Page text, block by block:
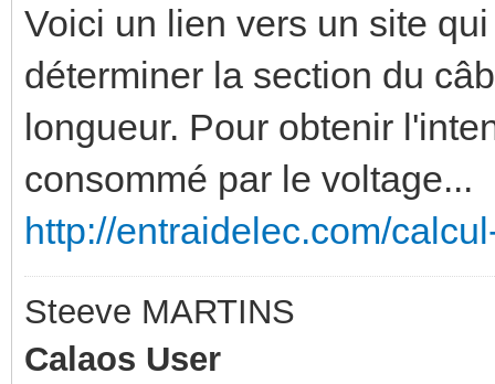
Voici un lien vers un site
déterminer la section du
longueur. Pour obtenir
consommé par le voltage...
http://entraidelec.com/
Steeve MARTINS
Calaos User